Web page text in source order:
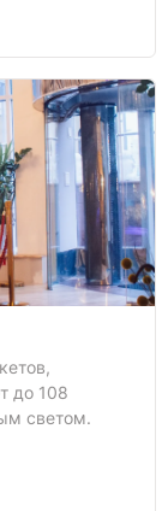
до 108
светом.